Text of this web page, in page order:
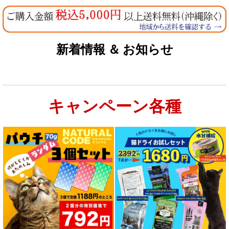
新着情報 ＆ お知らせ
キャンペーン各種